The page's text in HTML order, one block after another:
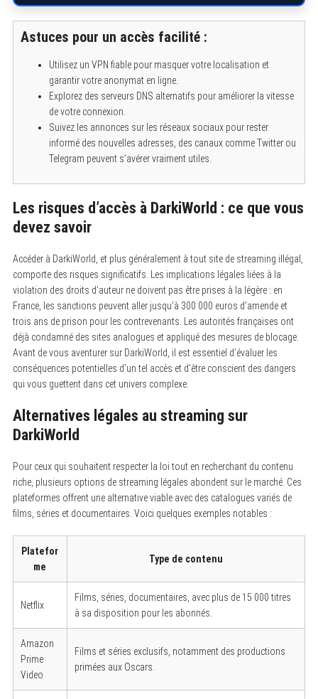
Astuces pour un accès facilité :
Utilisez un VPN fiable pour masquer votre localisation et
garantir votre anonymat en ligne.
Explorez des serveurs DNS alternatifs pour améliorer la vitesse
de votre connexion.
Suivez les annonces sur les réseaux sociaux pour rester
informé des nouvelles adresses, des canaux comme Twitter ou
Telegram peuvent s’avérer vraiment utiles.
Les risques d’accès à DarkiWorld : ce que vous
devez savoir
Accéder à DarkiWorld, et plus généralement à tout site de streaming illégal,
comporte des risques significatifs. Les implications légales liées à la
violation des droits d’auteur ne doivent pas être prises à la légère : en
France, les sanctions peuvent aller jusqu’à 300 000 euros d’amende et
trois ans de prison pour les contrevenants. Les autorités françaises ont
déjà condamné des sites analogues et appliqué des mesures de blocage.
Avant de vous aventurer sur DarkiWorld, il est essentiel d’évaluer les
conséquences potentielles d’un tel accès et d’être conscient des dangers
qui vous guettent dans cet univers complexe.
Alternatives légales au streaming sur
DarkiWorld
Pour ceux qui souhaitent respecter la loi tout en recherchant du contenu
riche, plusieurs options de streaming légales abondent sur le marché. Ces
plateformes offrent une alternative viable avec des catalogues variés de
films, séries et documentaires. Voici quelques exemples notables :
Platefor
me
Type de contenu
Netflix
Films, séries, documentaires, avec plus de 15 000 titres
à sa disposition pour les abonnés.
Amazon
Prime
Video
Films et séries exclusifs, notamment des productions
primées aux Oscars.
e
r
h
o
: